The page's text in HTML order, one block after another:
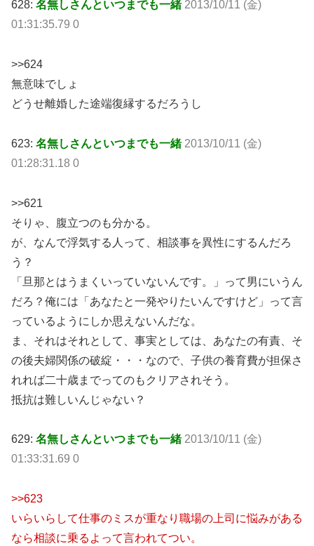
628: 名無しさんといつまでも一緒 2013/10/11 (金)
01:31:35.79 0
>>624
無意味でしょ
どうせ離婚した途端復縁するだろうし
623: 名無しさんといつまでも一緒 2013/10/11 (金)
01:28:31.18 0
>>621
そりゃ、腹立つのも分かる。
が、なんで浮気する人って、相談事を異性にするんだろ
う？
「旦那とはうまくいっていないんです。」って男にいうん
だろ？俺には「あなたと一発やりたいんですけど」って言
っているようにしか思えないんだな。
ま、それはそれとして、事実としては、あなたの有責、そ
の後夫婦関係の破綻・・・なので、子供の養育費が担保さ
れれば二十歳までってのもクリアされそう。
抵抗は難しいんじゃない？
629: 名無しさんといつまでも一緒2013/10/11 (金)
01:33:31.69 0
>>623
いらいらして仕事のミスが重なり職場の上司に悩みがある
なら相談に乗るよって言われてつい。